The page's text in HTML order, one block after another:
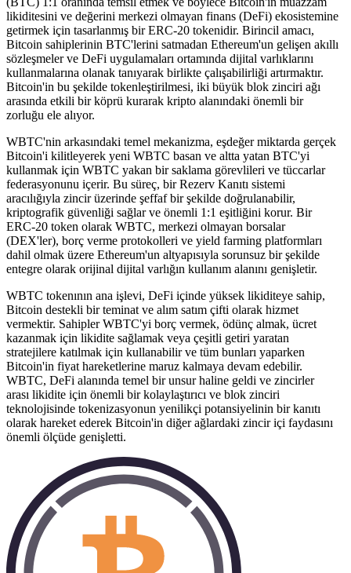
likiditesini ve değerini merkezi olmayan finans (DeFi) ekosistemine
getirmek için tasarlanmış bir ERC-20 tokenidir. Birincil amacı,
Bitcoin sahiplerinin BTC'lerini satmadan Ethereum'un gelişen akıllı
sözleşmeler ve DeFi uygulamaları ortamında dijital varlıklarını
kullanmalarına olanak tanıyarak birlikte çalışabilirliği artırmaktır.
Bitcoin'in bu şekilde tokenleştirilmesi, iki büyük blok zinciri ağı
arasında etkili bir köprü kurarak kripto alanındaki önemli bir
zorluğu ele alıyor.
WBTC'nin arkasındaki temel mekanizma, eşdeğer miktarda gerçek
Bitcoin'i kilitleyerek yeni WBTC basan ve altta yatan BTC'yi
kullanmak için WBTC yakan bir saklama görevlileri ve tüccarlar
federasyonunu içerir. Bu süreç, bir Rezerv Kanıtı sistemi
aracılığıyla zincir üzerinde şeffaf bir şekilde doğrulanabilir,
kriptografik güvenliği sağlar ve önemli 1:1 eşitliğini korur. Bir
ERC-20 token olarak WBTC, merkezi olmayan borsalar
(DEX'ler), borç verme protokolleri ve yield farming platformları
dahil olmak üzere Ethereum'un altyapısıyla sorunsuz bir şekilde
entegre olarak orijinal dijital varlığın kullanım alanını genişletir.
WBTC tokenının ana işlevi, DeFi içinde yüksek likiditeye sahip,
Bitcoin destekli bir teminat ve alım satım çifti olarak hizmet
vermektir. Sahipler WBTC'yi borç vermek, ödünç almak, ücret
kazanmak için likidite sağlamak veya çeşitli getiri yaratan
stratejilere katılmak için kullanabilir ve tüm bunları yaparken
Bitcoin'in fiyat hareketlerine maruz kalmaya devam edebilir.
WBTC, DeFi alanında temel bir unsur haline geldi ve zincirler
arası likidite için önemli bir kolaylaştırıcı ve blok zinciri
teknolojisinde tokenizasyonun yenilikçi potansiyelinin bir kanıtı
olarak hareket ederek Bitcoin'in diğer ağlardaki zincir içi faydasını
önemli ölçüde genişletti.